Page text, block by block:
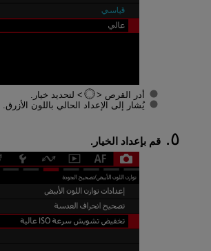
أدر القرص
لتحديد خيار.
يُشار إلى الإعداد الحالي باللون الأزرق.
قم بإعداد الخيار.